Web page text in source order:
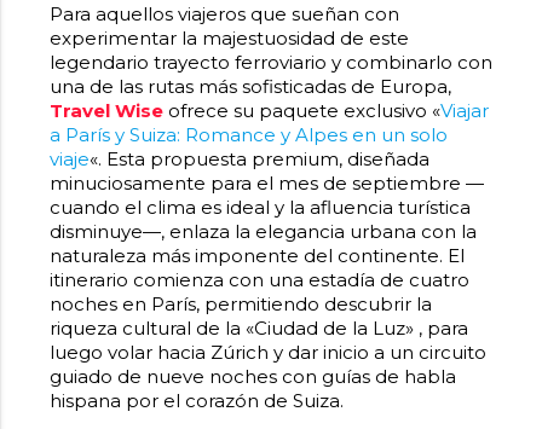
Para aquellos viajeros que sueñan con
experimentar la majestuosidad de este
legendario trayecto ferroviario y combinarlo con
una de las rutas más sofisticadas de Europa,
Travel Wiseofrece su paquete exclusivo «Viajar
a París y Suiza: Romance y Alpes en un solo
viaje«. Esta propuesta premium, diseñada
minuciosamente para el mes de septiembre —
cuando el clima es ideal y la afluencia turística
disminuye—, enlaza la elegancia urbana con la
naturaleza más imponente del continente. El
itinerario comienza con una estadía de cuatro
noches en París, permitiendo descubrir la
riqueza cultural de la «Ciudad de la Luz» , para
luego volar hacia Zúrich y dar inicio a un circuito
guiado de nueve noches con guías de habla
hispana por el corazón de Suiza.